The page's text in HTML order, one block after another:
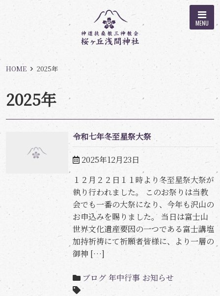
MENU
HOME 2025年
2025年
令和七年冬至星祭大祭
2025年12月23日
１２月２２日１１時より冬至星祭大祭が
執り行われました。 このお祭りは当教
会でも一番の大祭になり、今年も沢山の
お申込みを賜りました。 当日は富士山
世界文化遺産要因の一つである富士講塩
加持祈祷にて祈願者皆様に、より一層の
御神 […]
ブログ 年中行事 お知らせ